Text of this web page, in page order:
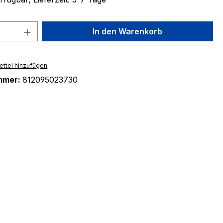
Anzahl: Gib den gewünschten Wert
In den Warenkorb
hinzufügen
812095023730